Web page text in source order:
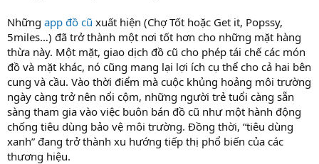
Những app đồ cũ xuất hiện (Chợ Tốt hoặc Get it, Popssy,
5miles…) đã trở thành một nơi tốt hơn cho những mặt hàng
thừa này. Một mặt, giao dịch đồ cũ cho phép tái chế các món
đồ và mặt khác, nó cũng mang lại lợi ích cụ thể cho cả hai bên
cung và cầu. Vào thời điểm mà cuộc khủng hoảng môi trường
ngày càng trở nên nổi cộm, những người trẻ tuổi càng sẵn
sàng tham gia vào việc buôn bán đồ cũ như một hành động
chống tiêu dùng bảo vệ môi trường. Đồng thời, “tiêu dùng
xanh” đang trở thành xu hướng tiếp thị phổ biến của các
thương hiệu.